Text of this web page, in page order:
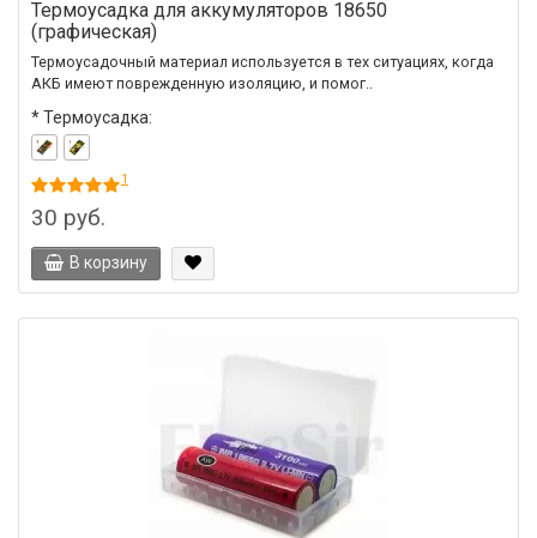
Термоусадка для аккумуляторов 18650
(графическая)
Термоусадочный материал используется в тех ситуациях, когда
АКБ имеют поврежденную изоляцию, и помог..
*Термоусадка:
1
30 руб.
В корзину